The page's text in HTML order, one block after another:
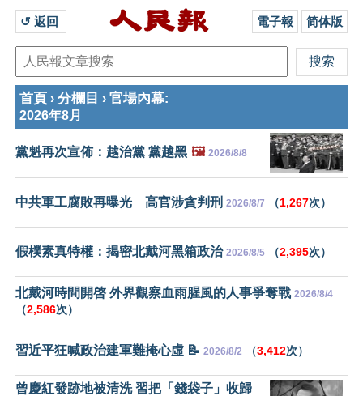
↺ 返回 電子報 简体版
首頁 › 分欄目 › 官場內幕:
2026年8月
黨魁再次宣佈：越治黨 黨越黑 🖼️ 2026/8/8
中共軍工腐敗再曝光 高官涉貪判刑 2026/8/7 （1,267次）
假樸素真特權：揭密北戴河黑箱政治 2026/8/5 （2,395次）
北戴河時間開啓 外界觀察血雨腥風的人事爭奪戰 2026/8/4
（2,586次）
習近平狂喊政治建軍難掩心虛 📝 2026/8/2 （3,412次）
曾慶紅發跡地被清洗 習把「錢袋子」收歸